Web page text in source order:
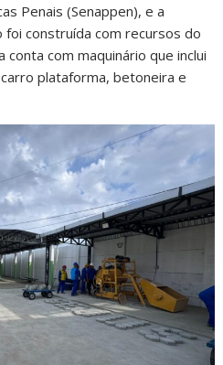
Penais (Senappen), e a
construída com recursos do
conta com maquinário que inclui
plataforma, betoneira e